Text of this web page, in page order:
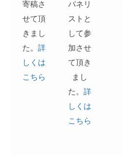
寄稿さ
せて頂
きまし
た。 詳
しくは
こちら
パネリ
ストと
して参
加させ
て頂き
まし
た。詳
しくは
こちら